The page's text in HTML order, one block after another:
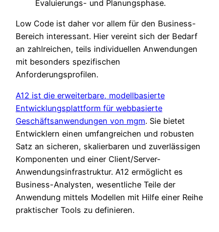
Evaluierungs- und Planungsphase.
Low Code ist daher vor allem für den Business-
Bereich interessant. Hier vereint sich der Bedarf
an zahlreichen, teils individuellen Anwendungen
mit besonders spezifischen
Anforderungsprofilen.
A12 ist die erweiterbare, modellbasierte
Entwicklungsplattform für webbasierte
Geschäftsanwendungen von mgm. Sie bietet
Entwicklern einen umfangreichen und robusten
Satz an sicheren, skalierbaren und zuverlässigen
Komponenten und einer Client/Server-
Anwendungsinfrastruktur. A12 ermöglicht es
Business-Analysten, wesentliche Teile der
Anwendung mittels Modellen mit Hilfe einer Reihe
praktischer Tools zu definieren.